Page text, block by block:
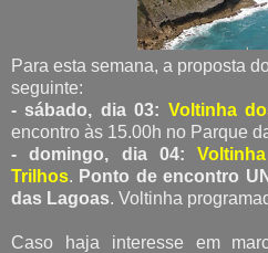
Para esta semana, a proposta
seguinte:
- sábado, dia 03: Voltinha
encontro às 15.00h no Parque
- domingo, dia 04:
Trilhos. Ponto de encontro
das Lagoas. Voltinha
Caso haja interesse em